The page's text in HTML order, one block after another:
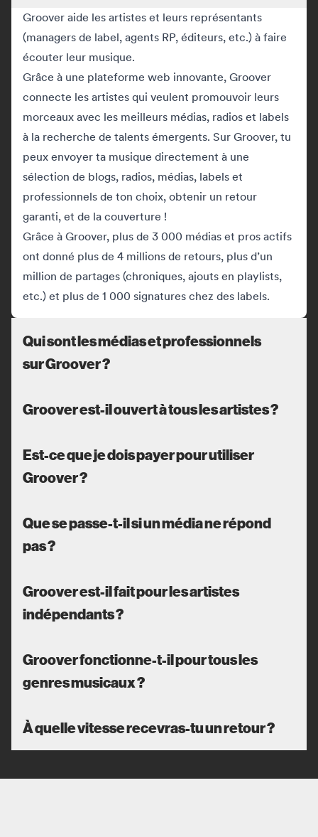
Groover aide les artistes et leurs représentants
(managers de label, agents RP, éditeurs, etc.) à faire
écouter leur musique.
Grâce à une plateforme web innovante, Groover
connecte les artistes qui veulent promouvoir leurs
morceaux avec les meilleurs médias, radios et labels
à la recherche de talents émergents. Sur Groover, tu
peux envoyer ta musique directement à une
sélection de blogs, radios, médias, labels et
professionnels de ton choix, obtenir un retour
garanti, et de la couverture !
Grâce à Groover, plus de 3 000 médias et pros actifs
ont donné plus de 4 millions de retours, plus d’un
million de partages (chroniques, ajouts en playlists,
etc.) et plus de 1 000 signatures chez des labels.
Qui sont les médias et professionnels
sur Groover ?
Groover est-il ouvert à tous les artistes ?
Est-ce que je dois payer pour utiliser
Groover ?
Que se passe-t-il si un média ne répond
pas ?
Groover est-il fait pour les artistes
indépendants ?
Groover fonctionne-t-il pour tous les
genres musicaux ?
À quelle vitesse recevras-tu un retour ?